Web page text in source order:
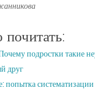
подростки такие
друг
попытка